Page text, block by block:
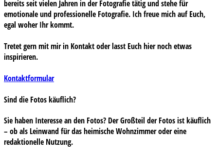
bereits seit vielen Jahren in der Fotografie tätig und stehe für
emotionale und professionelle Fotografie. Ich freue mich auf Euch,
egal woher Ihr kommt.
Tretet gern mit mir in Kontakt oder lasst Euch hier noch etwas
inspirieren.
Kontaktformular
Sind die Fotos käuflich?
Sie haben Interesse an den Fotos? Der Großteil der Fotos ist käuflich
– ob als Leinwand für das heimische Wohnzimmer oder eine
redaktionelle Nutzung.